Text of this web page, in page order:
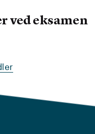
ved eksamen